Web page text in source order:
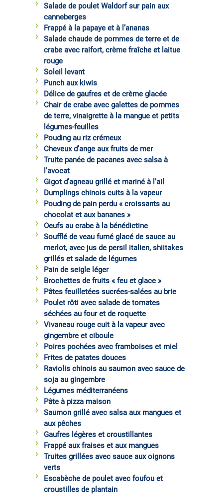
Salade de poulet Waldorf sur pain aux
canneberges
Frappé à la papaye et à l’ananas
Salade chaude de pommes de terre et de
crabe avec raifort, crème fraîche et laitue
rouge
Soleil levant
Punch aux kiwis
Délice de gaufres et de crème glacée
Chair de crabe avec galettes de pommes
de terre, vinaigrette à la mangue et petits
légumes-feuilles
Pouding au riz crémeux
Cheveux d’ange aux fruits de mer
Truite panée de pacanes avec salsa à
l’avocat
Gigot d’agneau grillé et mariné à l’ail
Dumplings chinois cuits à la vapeur
Pouding de pain perdu « croissants au
chocolat et aux bananes »
Oeufs au crabe à la bénédictine
Soufflé de veau fumé glacé de sauce au
merlot, avec jus de persil italien, shiitakes
grillés et salade de légumes
Pain de seigle léger
Brochettes de fruits « feu et glace »
Pâtes feuilletées sucrées-salées au brie
Poulet rôti avec salade de tomates
séchées au four et de roquette
Vivaneau rouge cuit à la vapeur avec
gingembre et ciboule
Poires pochées avec framboises et miel
Frites de patates douces
Raviolis chinois au saumon avec sauce de
soja au gingembre
Légumes méditerranéens
Pâte à pizza maison
Saumon grillé avec salsa aux mangues et
aux pêches
Gaufres légères et croustillantes
Frappé aux fraises et aux mangues
Truites grillées avec sauce aux oignons
verts
Escabèche de poulet avec foufou et
croustilles de plantain